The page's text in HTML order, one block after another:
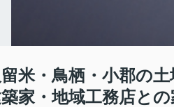
留米・鳥栖・小郡の
築家・地域工務店と